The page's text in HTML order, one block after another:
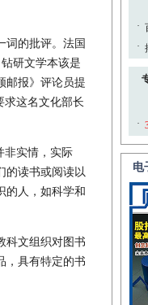
的批评。法国
研文学本该是
邮报》评论员提
求这名文化部长
实情，实际
的读书或阅读以
的人，如科学和
文组织对图书
，具有特定的书